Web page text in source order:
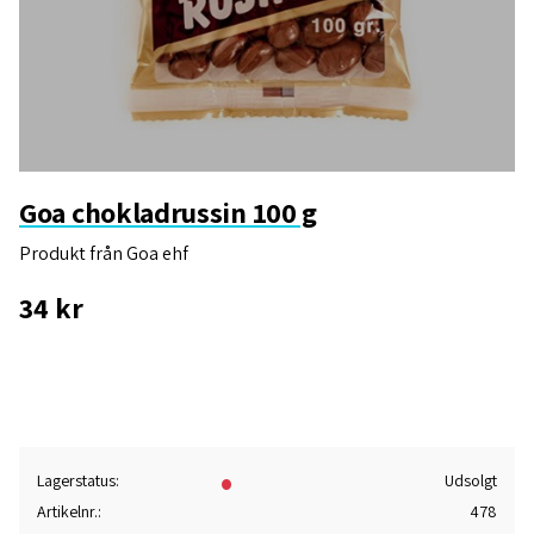
Goa chokladrussin 100 g
Produkt från Goa ehf
34 kr
Lagerstatus
Udsolgt
Artikelnr.
478